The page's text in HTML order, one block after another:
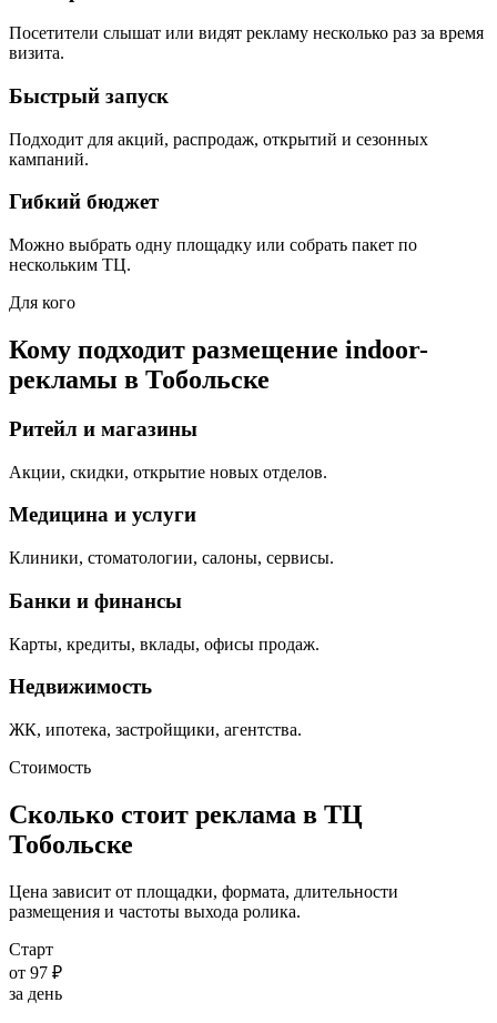
Посетители слышат или видят рекламу несколько раз за время
визита.
Быстрый запуск
Подходит для акций, распродаж, открытий и сезонных
кампаний.
Гибкий бюджет
Можно выбрать одну площадку или собрать пакет по
нескольким ТЦ.
Для кого
Кому подходит размещение indoor-
рекламы в Тобольске
Ритейл и магазины
Акции, скидки, открытие новых отделов.
Медицина и услуги
Клиники, стоматологии, салоны, сервисы.
Банки и финансы
Карты, кредиты, вклады, офисы продаж.
Недвижимость
ЖК, ипотека, застройщики, агентства.
Стоимость
Сколько стоит реклама в ТЦ
Тобольске
Цена зависит от площадки, формата, длительности
размещения и частоты выхода ролика.
Старт
от 97 ₽
за день